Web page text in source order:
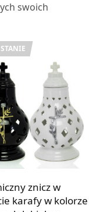
swoich
znicz w
karafy w kolorze